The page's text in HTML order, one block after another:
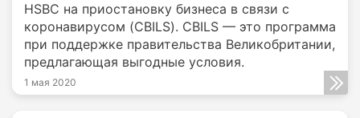
HSBC на приостановку бизнеса в связи с
коронавирусом (CBILS). CBILS — это программа
при поддержке правительства Великобритании,
предлагающая выгодные условия.
1 мая 2020